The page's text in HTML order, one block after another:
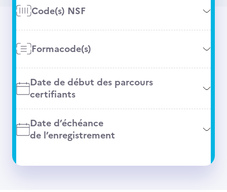
Code(s) NSF
Formacode(s)
Date de début des parcours
certifiants
Date d’échéance
de l’enregistrement